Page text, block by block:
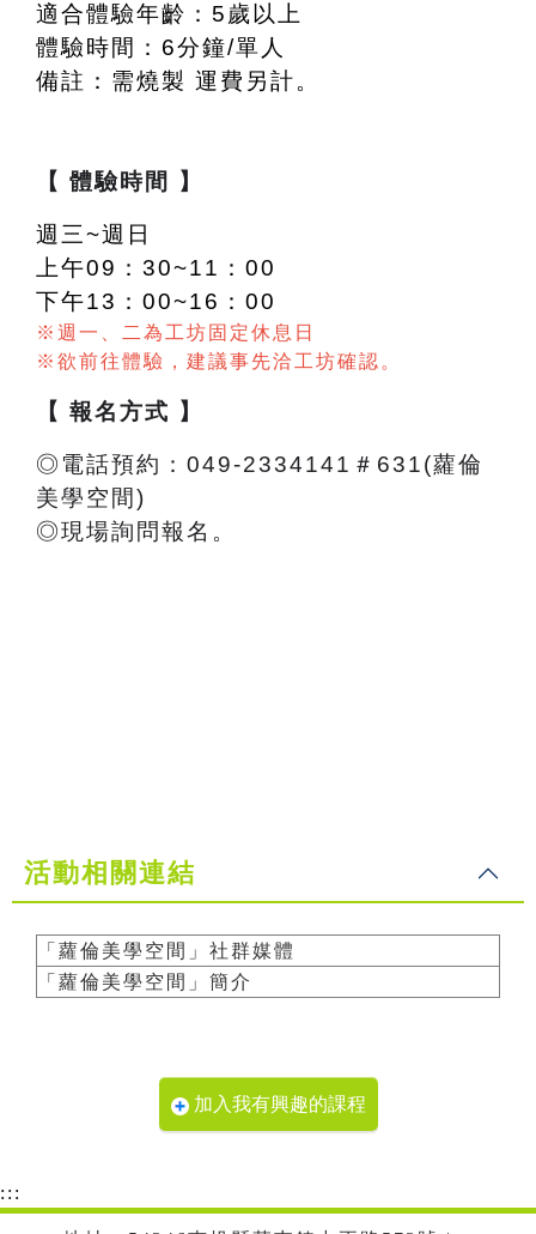
適合體驗年齡：5歲以上
體驗時間：6分鐘/單人
備註：需燒製 運費另計。
【 體驗時間 】
週三~週日
上午09：30~11：00
下午13：00~16：00
※週一、二為工坊固定休息日
※欲前往體驗，建議事先洽工坊確認。
【 報名方式 】
◎電話預約：049-2334141＃631(蘿倫
美學空間)
◎現場詢問報名。
活動相關連結
「蘿倫美學空間」社群媒體
「蘿倫美學空間」簡介
加入我有興趣的課程
:::